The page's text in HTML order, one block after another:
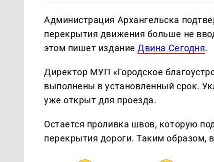
Администрация Архангельска
перекрытия движения больше не
этом пишет изданиеДвина Сегодня.
Директор МУП «Городское
выполнены в установленный срок.
уже открыт для проезда.
Остается проливка швов, которую
перекрытия дороги. Таким образом,